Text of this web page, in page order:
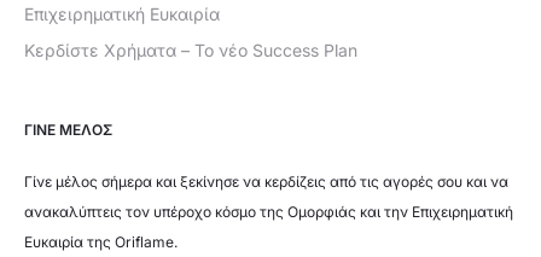
Επιχειρηματική Ευκαιρία
Κερδίστε Χρήματα – Το νέο Success Plan
ΓΙΝΕ ΜΕΛΟΣ
Γίνε μέλος σήμερα και ξεκίνησε να κερδίζεις από τις αγορές σου και να
ανακαλύπτεις τον υπέροχο κόσμο της Ομορφιάς και την Επιχειρηματική
Ευκαιρία της Oriflame.